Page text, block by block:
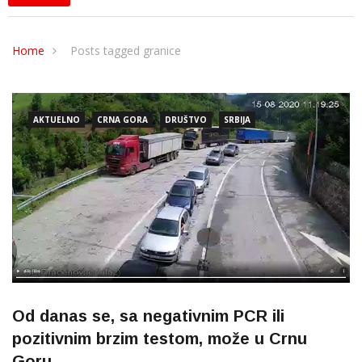
Home Posts tagged granice
AKTUELNO CRNA GORA DRUŠTVO SRBIJA
Od danas se, sa negativnim PCR ili
pozitivnim brzim testom, može u Crnu